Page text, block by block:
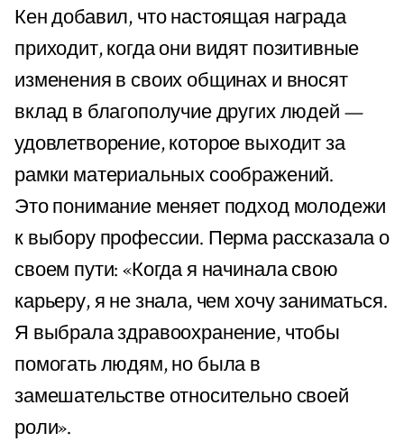
Кен добавил, что настоящая награда
приходит, когда они видят позитивные
изменения в своих общинах и вносят
вклад в благополучие других людей —
удовлетворение, которое выходит за
рамки материальных соображений.
Это понимание меняет подход молодежи
к выбору профессии. Перма рассказала о
своем пути: «Когда я начинала свою
карьеру, я не знала, чем хочу заниматься.
Я выбрала здравоохранение, чтобы
помогать людям, но была в
замешательстве относительно своей
роли».